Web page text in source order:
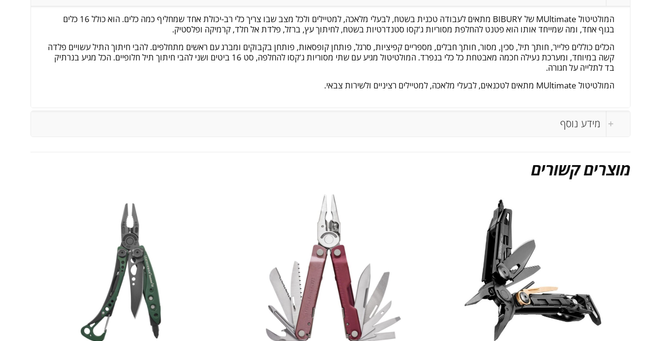
המולטיטול MUltimate של BIBURY מתאים לעבודה טכנית בשטח, לבעלי מלאכה, למטיילים ולכל מצב שבו צריך כלי רב-יכולת אחד שמחליף כמה כלים. הוא כולל 16 כלים
בגוף אחד, ומה שמייחד אותו הוא פטנט להחלפת מסוריות ג'קסו סטנדרטיות בשטח, לחיתוך עץ, ברזל, פלדת אל חלד, קרמיקה ופלסטיק.
הכלים כוללים פלייר, חותך תיל, סכין, מסור, חותך חבלים, מספריים קפיציות, סרגל, פותחן קופסאות, פותחן בקבוקים ומברג עם ראשים מתחלפים. להבי חיתוך התיל עשויים פלדה
קשה במיוחד, ומערכת נעילה חכמה מאבטחת כל כלי בנפרד. המולטיטול מגיע עם שתי מסוריות ג'קסו להחלפה, סט 16 ביטים ושני להבי חיתוך תיל חלופיים. הכל מגיע בנרתיק
בד לתלייה על חגורה.
המולטיטול MUltimate מתאים לטכנאים, לבעלי מלאכה, למטיילים רציניים ולשירות צבאי.
מידע נוסף
מוצרים קשורים